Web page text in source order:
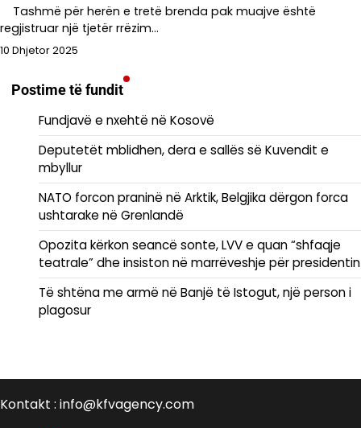
Tashmë për herën e tretë brenda pak muajve është
regjistruar një tjetër rrëzim…
10 Dhjetor 2025
Postime të fundit
Fundjavë e nxehtë në Kosovë
Deputetët mblidhen, dera e sallës së Kuvendit e
mbyllur
NATO forcon praninë në Arktik, Belgjika dërgon forca
ushtarake në Grenlandë
Opozita kërkon seancë sonte, LVV e quan “shfaqje
teatrale” dhe insiston në marrëveshje për presidentin
Të shtëna me armë në Banjë të Istogut, një person i
plagosur
Kontakt : info@kfvagency.com